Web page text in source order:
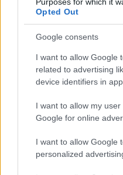
Purposes for which it
Opted Out
Google consents
I want to allow Google
related to advertising
device identifiers in
I want to allow my
Google for online
I want to allow Google
personalized
készültem. De annyira
vagyok elég
s egyetem után a
választottam, vagyis
nagyszerű produkció és
A Rózsavölgyi
szeptemberben
Zsófiaígy indokolta a
időzni, este ülni a
ez minden